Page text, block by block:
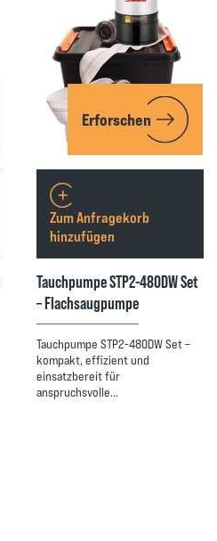
Erforschen
Tauchpumpe STP2-480DW Set
– Flachsaugpumpe
Tauchpumpe STP2-480DW Set –
kompakt, effizient und
einsatzbereit für
anspruchsvolle…
Zum Anfragekorb
hinzufügen